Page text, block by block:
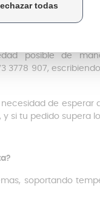
,Electrolux
todo el perímetro de
posible de
3778 907,
de esperar
si tu pedido supera
soportando